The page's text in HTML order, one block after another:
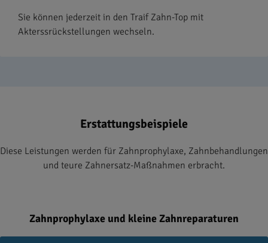
Sie können jederzeit in den Traif Zahn-Top mit
Akterssrückstellungen wechseln.
Erstattungsbeispiele
Diese Leistungen werden für Zahnprophylaxe, Zahnbehandlungen
und teure Zahnersatz-Maßnahmen erbracht.
Zahnprophylaxe und kleine Zahnreparaturen